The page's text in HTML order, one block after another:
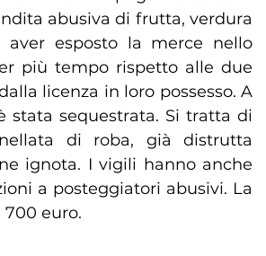
abusiva di frutta, verdura
esposto la merce nello
più tempo rispetto alle due
licenza in loro possesso. A
stata sequestrata. Si tratta di
di roba, già distrutta
ignota. I vigili hanno anche
a posteggiatori abusivi. La
euro.